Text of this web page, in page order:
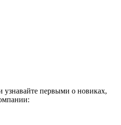
первыми о новиках,